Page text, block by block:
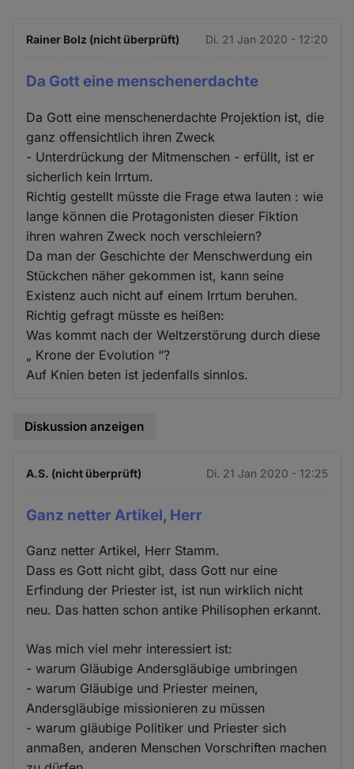
Rainer Bolz (nicht überprüft) Di. 21 Jan 2020 - 12:20
Da Gott eine menschenerdachte
Da Gott eine menschenerdachte Projektion ist, die
ganz offensichtlich ihren Zweck
- Unterdrückung der Mitmenschen - erfüllt, ist er
sicherlich kein Irrtum.
Richtig gestellt müsste die Frage etwa lauten : wie
lange können die Protagonisten dieser Fiktion
ihren wahren Zweck noch verschleiern?
Da man der Geschichte der Menschwerdung ein
Stückchen näher gekommen ist, kann seine
Existenz auch nicht auf einem Irrtum beruhen.
Richtig gefragt müsste es heißen:
Was kommt nach der Weltzerstörung durch diese
„ Krone der Evolution “?
Auf Knien beten ist jedenfalls sinnlos.
Diskussion anzeigen
A.S. (nicht überprüft) Di. 21 Jan 2020 - 12:25
Ganz netter Artikel, Herr
Ganz netter Artikel, Herr Stamm.
Dass es Gott nicht gibt, dass Gott nur eine
Erfindung der Priester ist, ist nun wirklich nicht
neu. Das hatten schon antike Philisophen erkannt.
Was mich viel mehr interessiert ist:
- warum Gläubige Andersgläubige umbringen
- warum Gläubige und Priester meinen,
Andersgläubige missionieren zu müssen
- warum gläubige Politiker und Priester sich
anmaßen, anderen Menschen Vorschriften machen